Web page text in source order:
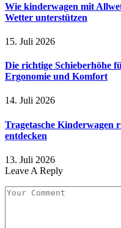
Wie kinderwagen mit
Wetter unterstützen
15. Juli 2026
Die richtige Schieberhöhe
Ergonomie und Komfort
14. Juli 2026
Tragetasche Kinderwagen
entdecken
13. Juli 2026
Leave A Reply